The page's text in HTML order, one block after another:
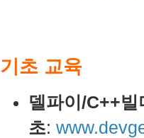
기초 교육
델파이/C++빌
초: